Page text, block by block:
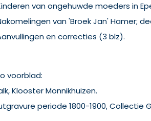
van ongehuwde moeders in
van 'Broek Jan' Hamer;
en correcties (3 blz).
voorblad:
Klooster Monnikhuizen.
periode 1800-1900, Collectie